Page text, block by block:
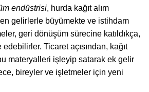
endüstrisi, hurda kağıt alım
gelirlerle büyümekte ve istihdam
geri dönüşüm sürecine katıldıkça,
Ticaret açısından, kağıt
materyalleri işleyip satarak ek gelir
bireyler ve işletmeler için yeni